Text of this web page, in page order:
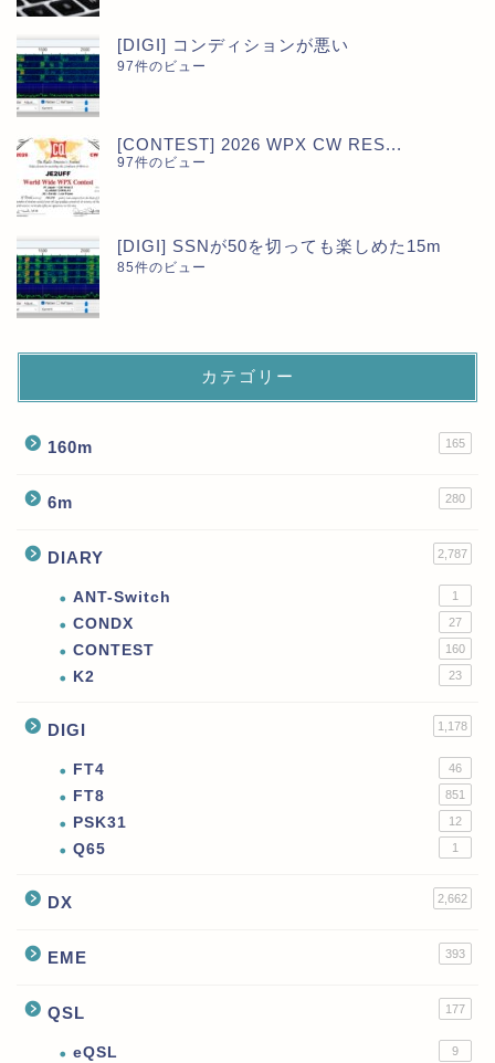
[DIGI] コンディションが悪い
97件のビュー
[CONTEST] 2026 WPX CW RES...
97件のビュー
[DIGI] SSNが50を切っても楽しめた15m
85件のビュー
カテゴリー
160m 165
6m 280
DIARY 2,787
ANT-Switch 1
CONDX 27
CONTEST 160
K2 23
DIGI 1,178
FT4 46
FT8 851
PSK31 12
Q65 1
DX 2,662
EME 393
QSL 177
eQSL 9